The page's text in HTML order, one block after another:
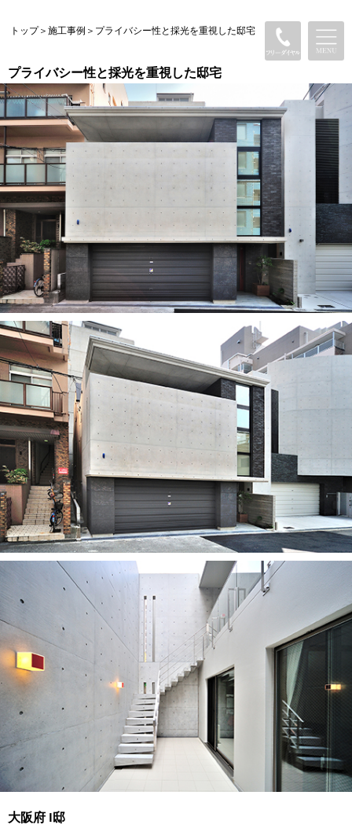
トップ ＞施工事例 ＞ プライバシー性と採光を重視した邸宅
プライバシー性と採光を重視した邸宅
大阪府 I邸